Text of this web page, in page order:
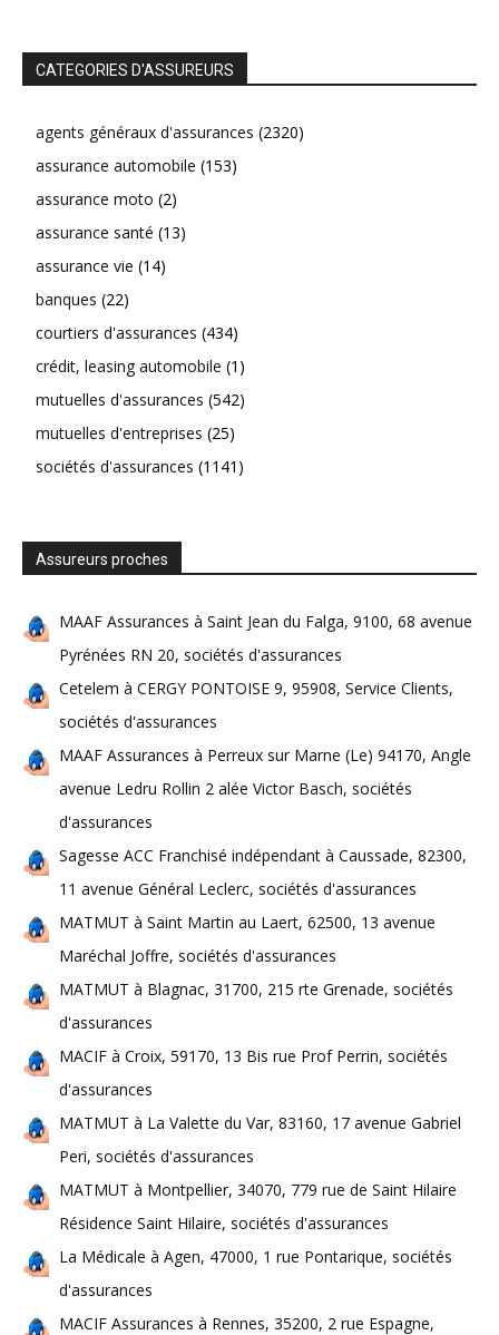
CATEGORIES D'ASSUREURS
agents généraux d'assurances (2320)
assurance automobile (153)
assurance moto (2)
assurance santé (13)
assurance vie (14)
banques (22)
courtiers d'assurances (434)
crédit, leasing automobile (1)
mutuelles d'assurances (542)
mutuelles d'entreprises (25)
sociétés d'assurances (1141)
Assureurs proches
MAAF Assurances à Saint Jean du Falga, 9100, 68 avenue
Pyrénées RN 20, sociétés d'assurances
Cetelem à CERGY PONTOISE 9, 95908, Service Clients,
sociétés d'assurances
MAAF Assurances à Perreux sur Marne (Le) 94170, Angle
avenue Ledru Rollin 2 alée Victor Basch, sociétés
d'assurances
Sagesse ACC Franchisé indépendant à Caussade, 82300,
11 avenue Général Leclerc, sociétés d'assurances
MATMUT à Saint Martin au Laert, 62500, 13 avenue
Maréchal Joffre, sociétés d'assurances
MATMUT à Blagnac, 31700, 215 rte Grenade, sociétés
d'assurances
MACIF à Croix, 59170, 13 Bis rue Prof Perrin, sociétés
d'assurances
MATMUT à La Valette du Var, 83160, 17 avenue Gabriel
Peri, sociétés d'assurances
MATMUT à Montpellier, 34070, 779 rue de Saint Hilaire
Résidence Saint Hilaire, sociétés d'assurances
La Médicale à Agen, 47000, 1 rue Pontarique, sociétés
d'assurances
MACIF Assurances à Rennes, 35200, 2 rue Espagne,